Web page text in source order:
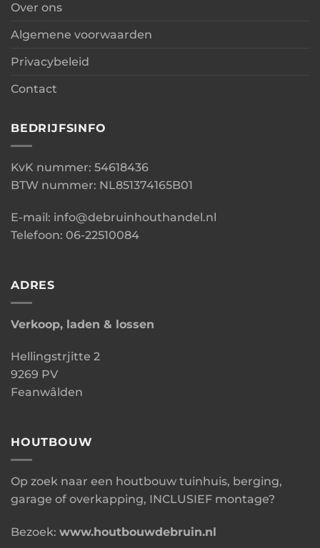
Over ons
Algemene voorwaarden
Privacybeleid
Contact
BEDRIJFSINFO
KvK nummer: 54618436
BTW nummer: NL851374165B01
E-mail: info@debruinhouthandel.nl
Telefoon: 06-22510084
ADRES
Verkoop, laden & lossen
Hellingstrjitte 2
9269 PV
Feanwâlden
HOUTBOUW
Op zoek naar een houtbouw tuinhuis, berging,
garage of overkapping, INCLUSIEF montage?
Bezoek: www.houtbouwdebruin.nl